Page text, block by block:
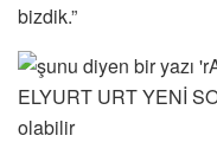
bizdik.”